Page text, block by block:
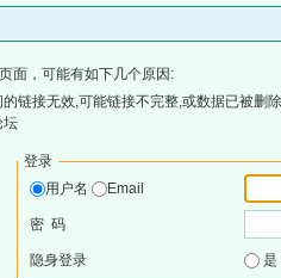
面，可能有如下几个原因:
链接无效,可能链接不完整,或数据已被删
坛
登录
用户名
Email
密 码
隐身登录